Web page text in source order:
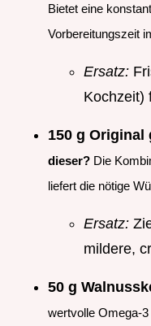
Bietet eine
Vorbereitungszeit
Ersatz:
Kochzeit)
150 g Original
dieser? Die
liefert die nötige
Ersatz:
mildere,
50 g
wertvolle Omega-